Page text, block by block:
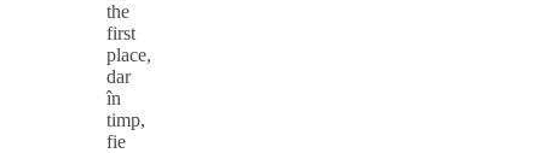
the
first
place,
dar
în
timp,
fie